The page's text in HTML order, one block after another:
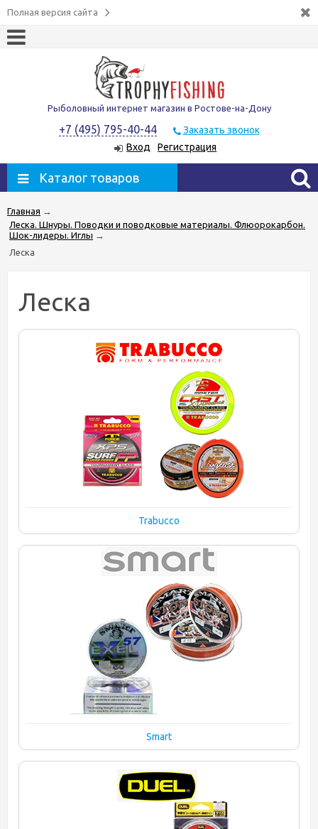
Полная версия сайта
Рыболовный интернет магазин в Ростове-на-Дону
+7 (495) 795-40-44
Заказать звонок
Вход
Регистрация
Каталог товаров
Главная
→
Леска. Шнуры. Поводки и поводковые материалы. Флюорокарбон.
Шок-лидеры. Иглы →
Леска
Леска
Trabucco
Smart